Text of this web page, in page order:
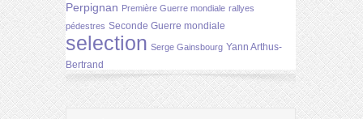
Perpignan Première Guerre mondiale rallyes
pédestres Seconde Guerre mondiale
selection Serge Gainsbourg Yann Arthus-
Bertrand